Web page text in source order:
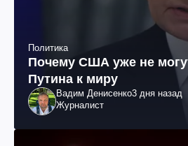
Политика
Почему США уже не
Путина к миру
Вадим Денисенко3 дня назад
Журналист